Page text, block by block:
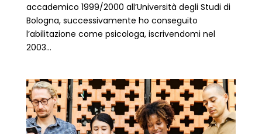
accademico 1999/2000 all’Università degli Studi di
Bologna, successivamente ho conseguito
l’abilitazione come psicologa, iscrivendomi nel
2003...